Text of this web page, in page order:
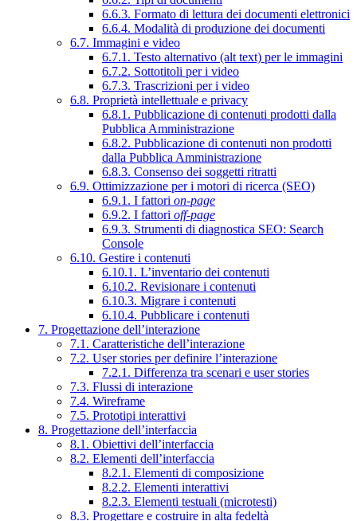
6.6.3. Formato di lettura dei documenti elettronici
6.6.4. Modalità di produzione dei documenti
6.7. Immagini e video
6.7.1. Testo alternativo (alt text) per le immagini
6.7.2. Sottotitoli per i video
6.7.3. Trascrizioni per i video
6.8. Proprietà intellettuale e privacy
6.8.1. Pubblicazione di contenuti prodotti dalla
Pubblica Amministrazione
6.8.2. Pubblicazione di contenuti non prodotti
dalla Pubblica Amministrazione
6.8.3. Consenso dei soggetti ritratti
6.9. Ottimizzazione per i motori di ricerca (SEO)
6.9.1. I fattori on-page
6.9.2. I fattori off-page
6.9.3. Strumenti di diagnostica SEO: Search
Console
6.10. Gestire i contenuti
6.10.1. L’inventario dei contenuti
6.10.2. Revisionare i contenuti
6.10.3. Migrare i contenuti
6.10.4. Pubblicare i contenuti
7. Progettazione dell’interazione
7.1. Caratteristiche dell’interazione
7.2. User stories per definire l’interazione
7.2.1. Differenza tra scenari e user stories
7.3. Flussi di interazione
7.4. Wireframe
7.5. Prototipi interattivi
8. Progettazione dell’interfaccia
8.1. Obiettivi dell’interfaccia
8.2. Elementi dell’interfaccia
8.2.1. Elementi di composizione
8.2.2. Elementi interattivi
8.2.3. Elementi testuali (microtesti)
8.3. Progettare e costruire in alta fedeltà